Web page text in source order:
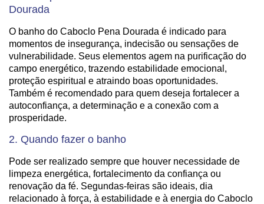
Dourada
O banho do Caboclo Pena Dourada é indicado para
momentos de insegurança, indecisão ou sensações de
vulnerabilidade. Seus elementos agem na purificação do
campo energético, trazendo estabilidade emocional,
proteção espiritual e atraindo boas oportunidades.
Também é recomendado para quem deseja fortalecer a
autoconfiança, a determinação e a conexão com a
prosperidade.
2. Quando fazer o banho
Pode ser realizado sempre que houver necessidade de
limpeza energética, fortalecimento da confiança ou
renovação da fé. Segundas-feiras são ideais, dia
relacionado à força, à estabilidade e à energia do Caboclo